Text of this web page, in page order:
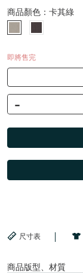
商品顏色： 卡其綠
即將售完
-
尺寸表
商品版型、材質